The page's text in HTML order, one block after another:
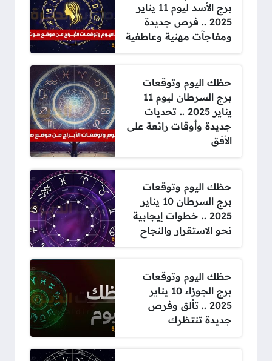
برج الأسد ليوم 11 يناير
2025 .. فرص جديدة
ومفاجآت مهنية وعاطفية
حظك اليوم وتوقعات
برج السرطان ليوم 11
يناير 2025 .. تحديات
جديدة وأوقات رائعة على
الأفق
حظك اليوم وتوقعات
برج السرطان 10 يناير
2025 .. خطوات إيجابية
نحو الاستقرار والنجاح
حظك اليوم وتوقعات
برج الجوزاء 10 يناير
2025 .. تألق وفرص
جديدة تنتظرك